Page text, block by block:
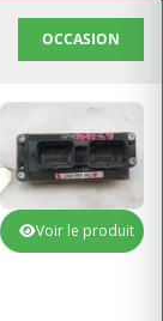
OCCASION
Voir le produit